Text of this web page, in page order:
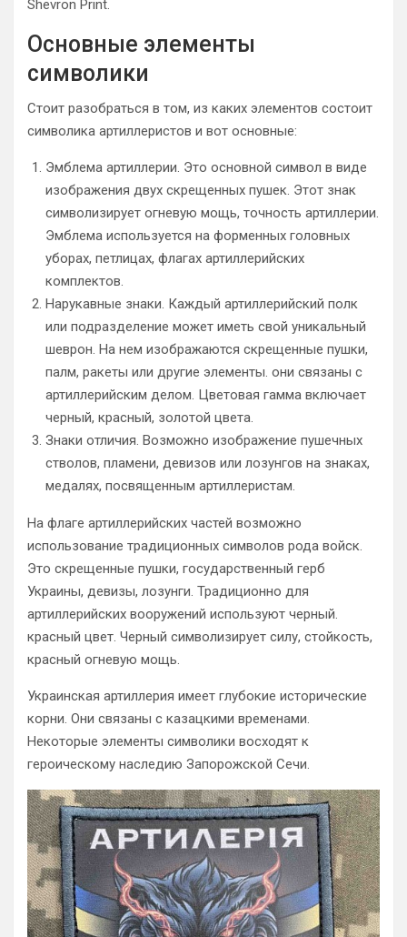
Shevron Print.
Основные элементы
символики
Стоит разобраться в том, из каких элементов состоит
символика артиллеристов и вот основные:
Эмблема артиллерии. Это основной символ в виде
изображения двух скрещенных пушек. Этот знак
символизирует огневую мощь, точность артиллерии.
Эмблема используется на форменных головных
уборах, петлицах, флагах артиллерийских
комплектов.
Нарукавные знаки. Каждый артиллерийский полк
или подразделение может иметь свой уникальный
шеврон. На нем изображаются скрещенные пушки,
палм, ракеты или другие элементы. они связаны с
артиллерийским делом. Цветовая гамма включает
черный, красный, золотой цвета.
Знаки отличия. Возможно изображение пушечных
стволов, пламени, девизов или лозунгов на знаках,
медалях, посвященным артиллеристам.
На флаге артиллерийских частей возможно
использование традиционных символов рода войск.
Это скрещенные пушки, государственный герб
Украины, девизы, лозунги. Традиционно для
артиллерийских вооружений используют черный.
красный цвет. Черный символизирует силу, стойкость,
красный огневую мощь.
Украинская артиллерия имеет глубокие исторические
корни. Они связаны с казацкими временами.
Некоторые элементы символики восходят к
героическому наследию Запорожской Сечи.